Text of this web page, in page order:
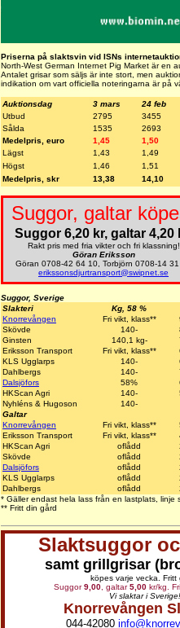
Priserna på slaktsvin vid ISNs
North-West German Internet Pig Market är en
Antalet grisar som säljs är inte stort, men
indikation om vart officiella noteringarna är på
Auktionsdag 3 mars
24 feb
Utbud
2795
3455
Sålda
1535
2693
Medelpris, euro
1,45
1,50
Lägst
1,43
1,49
Högst
1,46
1,51
Medelpris, skr
13,38 14,10
Suggor, galtar
Suggor 6,20 kr, galtar 4,20
Rakt pris med fria vikter och fri klassning!
Göran Eriksson
Göran 0708-42 64 10, Torbjörn 0708-14
erikssonsdjurtransport@swipnet.se
Suggor, Sverige
Slakteri
Kg, 58 %
Knorrevången
Fri vikt, klass**
Skövde
140-
Ginsten
140,1 kg-
Eriksson Transport
Fri vikt, klass**
KLS Ugglarps
140-
Dahlbergs
140-
Dalsjöfors
58%
HKScan Agri
140-
Nyhléns & Hugoson
140-
Galtar
Knorrevången
Fri vikt, klass**
Eriksson Transport
Fri vikt, klass**
HKScan Agri
oflådd
Skövde
oflådd
Dalsjöfors
oflådd
KLS Ugglarps
oflådd
Dahlbergs
oflådd
* Gäller endast hela lass från en lastplats, linje
** Fritt din gård
Slaktsuggor
samt grillgrisar
köpes varje vecka. Fritt
Suggor9,00 , galtar5,00 kr/kg.
Vi slaktar i Sverige!
Knorrevången
044-42080